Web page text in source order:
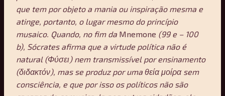
que tem por objeto a mania ou inspiração mesma e
atinge, portanto, o lugar mesmo do princípio
musaico. Quando, no fim da Mnemone (99 e – 100
b), Sócrates afirma que a virtude política não é
natural (Φύσει) nem transmissível por ensinamento
(διδακτόν), mas se produz por uma θεία μοίρα sem
consciência, e que por isso os políticos não são